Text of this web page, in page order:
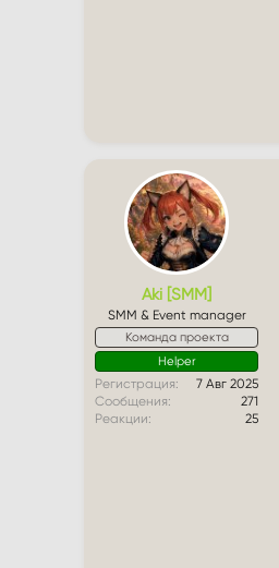
Aki [SMM]
SMM & Event manager
Команда проекта
Helper
Регистрация
7 Авг 2025
Сообщения
271
Реакции
25